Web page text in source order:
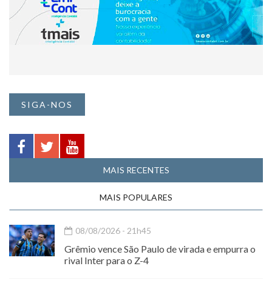
SIGA-NOS
MAIS RECENTES
MAIS POPULARES
08/08/2026 - 21h45
Grêmio vence São Paulo de virada e empurra o
rival Inter para o Z-4